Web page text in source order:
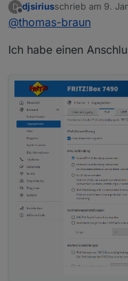
Von der
D
Offline
djsiriusschrieb am 9.
zuletzt editiert
@thomas-braun
Ich habe einen